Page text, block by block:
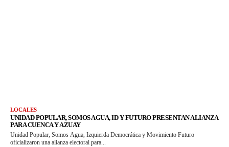
LOCALES
UNIDAD POPULAR, SOMOS AGUA, ID Y FUTURO PRESENTAN ALIANZA
PARA CUENCA Y AZUAY
Unidad Popular, Somos Agua, Izquierda Democrática y Movimiento Futuro
oficializaron una alianza electoral para...